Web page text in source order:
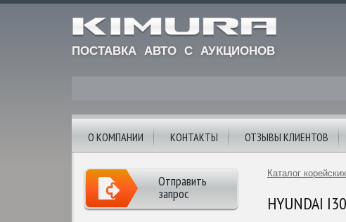
ПОСТАВКА АВТО С АУКЦИОНОВ
О КОМПАНИИ КОНТАКТЫ ОТЗЫВЫ КЛИЕНТОВ
Отправить
запрос
Каталог
HYUNDAI